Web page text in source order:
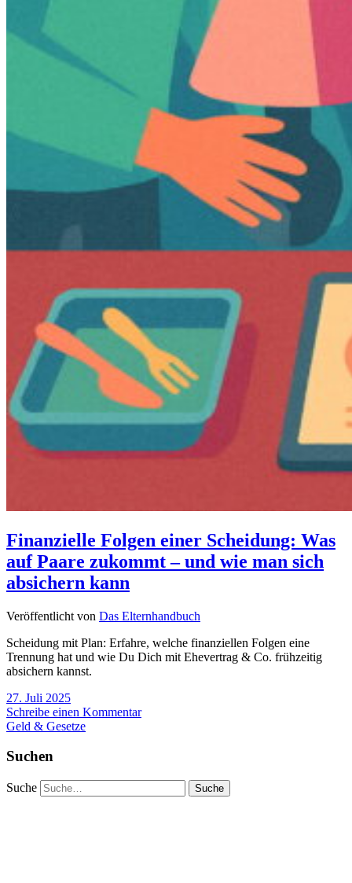
Finanzielle Folgen einer Scheidung: Was
auf Paare zukommt – und wie man sich
absichern kann
Veröffentlicht von Das Elternhandbuch
Scheidung mit Plan: Erfahre, welche finanziellen Folgen eine
Trennung hat und wie Du Dich mit Ehevertrag & Co. frühzeitig
absichern kannst.
27. Juli 2025
Schreibe einen Kommentar
Geld & Gesetze
Suchen
Suche